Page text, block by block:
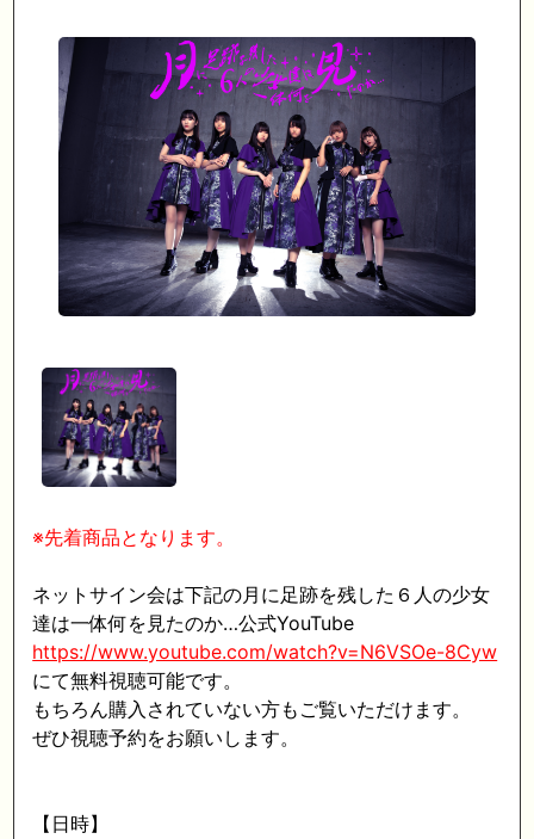
※先着商品となります。
ネットサイン会は下記の月に足跡を残した６人の少女
達は一体何を見たのか…公式YouTube
https://www.youtube.com/watch?v=N6VSOe-8Cyw
にて無料視聴可能です。
もちろん購入されていない方もご覧いただけます。
ぜひ視聴予約をお願いします。
【日時】